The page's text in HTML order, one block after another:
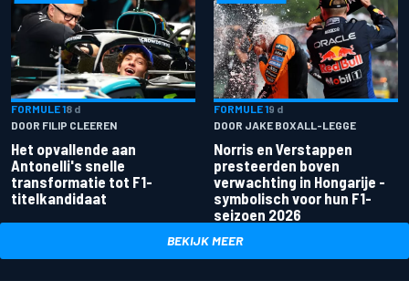
FORMULE 18 d
DOOR FILIP CLEEREN
Het opvallende aan
Antonelli's snelle
transformatie tot F1-
titelkandidaat
FORMULE 19 d
DOOR JAKE BOXALL-LEGGE
Norris en Verstappen
presteerden boven
verwachting in Hongarije -
symbolisch voor hun F1-
seizoen 2026
BEKIJK MEER